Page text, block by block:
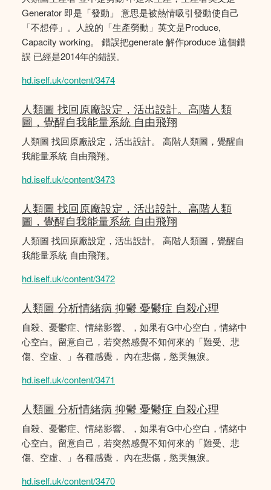
Generator 即是「發動」 意思是被熱情吸引發動使自己
「不想停」。人說的「生產勞動」英文是Produce,
Capacity working。 錯誤把generate 解作produce 這個錯
誤 已經是2014年的錯誤。
hd.iself.uk/content/3474
人類圖 找回原廠設定，活出設計。高階人類
圖，覺醒自我能量系統 自由飛翔
人類圖 找回原廠設定，活出設計。 高階人類圖，覺醒自
我能量系統 自由飛翔。
hd.iself.uk/content/3473
人類圖 找回原廠設定，活出設計。高階人類
圖，覺醒自我能量系統 自由飛翔
人類圖 找回原廠設定，活出設計。 高階人類圖，覺醒自
我能量系統 自由飛翔。
hd.iself.uk/content/3472
人類圖 分析情緒病 抑鬱 憂鬱症 自殺心理
自殺、憂鬱症、情緒影響、，如果有G中心空白，情緒中
心空白。留意自己，若突然感覺不知何來的「難受、悲
傷、空虛、」各種感覺， 內在悲傷，慾哭無淚。
hd.iself.uk/content/3471
人類圖 分析情緒病 抑鬱 憂鬱症 自殺心理
自殺、憂鬱症、情緒影響、，如果有G中心空白，情緒中
心空白。留意自己，若突然感覺不知何來的「難受、悲
傷、空虛、」各種感覺， 內在悲傷，慾哭無淚。
hd.iself.uk/content/3470